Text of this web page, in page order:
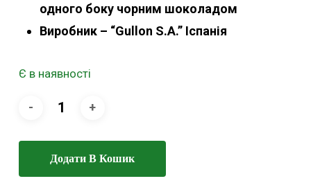
одного боку чорним шоколадом
Виробник – “Gullon S.A.” Іспанія
Є в наявності
Додати В Кошик